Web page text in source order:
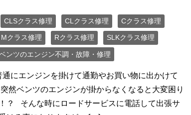
CLSクラス修理 CLクラス修理 Cクラス修理
Mクラス修理 Rクラス修理 SLKクラス修理
ンツのエンジン不調・故障・修理
通にエンジンを掛けて通勤やお買い物に出かけて
然ベンツのエンジンが掛からなくなると大変困り
？ そんな時にロードサービスに電話して出張サ